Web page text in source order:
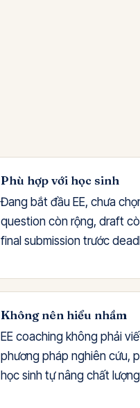
Phù hợp với học sinh
Đang bắt đầu EE, chưa
question còn rộng, draft
final submission trước
Không nên hiểu nhầm
EE coaching không phải
phương pháp nghiên cứu,
học sinh tự nâng chất